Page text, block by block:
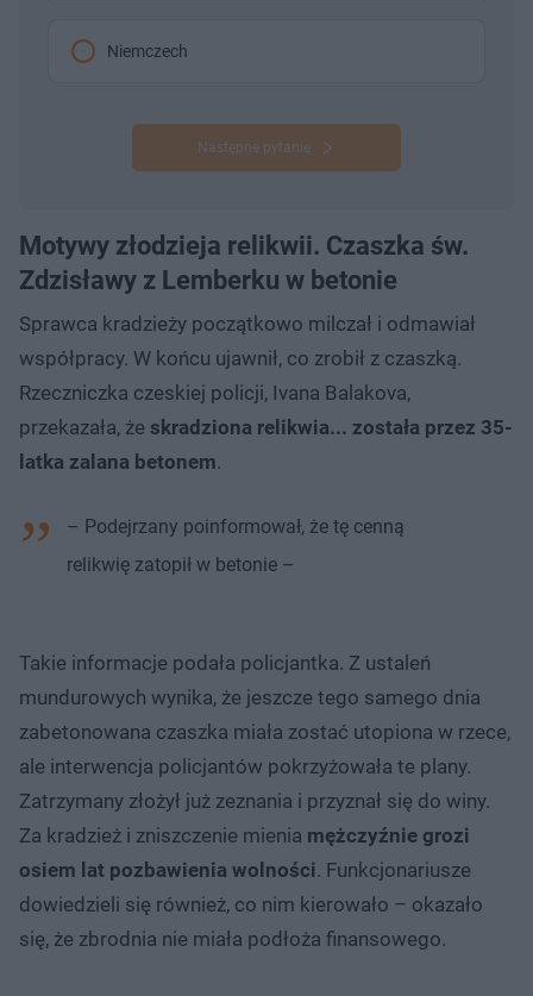
Niemczech
Następne pytanie
Motywy złodzieja relikwii. Czaszka św.
Zdzisławy z Lemberku w betonie
Sprawca kradzieży początkowo milczał i odmawiał
współpracy. W końcu ujawnił, co zrobił z czaszką.
Rzeczniczka czeskiej policji, Ivana Balakova,
przekazała, że skradziona relikwia... została przez 35-
latka zalana betonem.
– Podejrzany poinformował, że tę cenną
relikwię zatopił w betonie –
Takie informacje podała policjantka. Z ustaleń
mundurowych wynika, że jeszcze tego samego dnia
zabetonowana czaszka miała zostać utopiona w rzece,
ale interwencja policjantów pokrzyżowała te plany.
Zatrzymany złożył już zeznania i przyznał się do winy.
Za kradzież i zniszczenie mienia mężczyźnie grozi
osiem lat pozbawienia wolności. Funkcjonariusze
dowiedzieli się również, co nim kierowało – okazało
się, że zbrodnia nie miała podłoża finansowego.